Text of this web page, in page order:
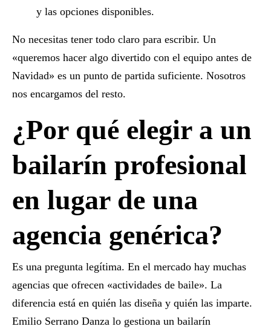
y las opciones disponibles.
No necesitas tener todo claro para escribir. Un
«queremos hacer algo divertido con el equipo antes de
Navidad» es un punto de partida suficiente. Nosotros
nos encargamos del resto.
¿Por qué elegir a un
bailarín profesional
en lugar de una
agencia genérica?
Es una pregunta legítima. En el mercado hay muchas
agencias que ofrecen «actividades de baile». La
diferencia está en quién las diseña y quién las imparte.
Emilio Serrano Danza lo gestiona un bailarín